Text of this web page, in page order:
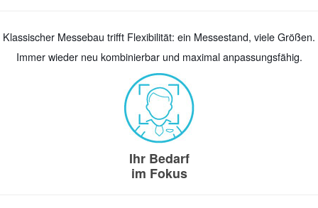
Klassischer Messebau trifft Flexibilität: ein Messestand, viele Größen.
Immer wieder neu kombinierbar und maximal anpassungsfähig.
Ihr Bedarf
im Fokus